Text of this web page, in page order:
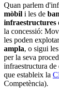
Quan parlem
mòbil i les de
infraestructures
la concessió:
les poden
ampla, o sigui
per la seva
infraestructura
que estableix la
Competència).